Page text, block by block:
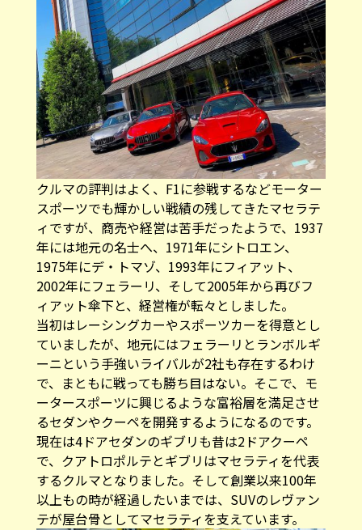
クルマの評判はよく、F1に参戦するなどモーター
スポーツでも輝かしい戦績の残してきたマセラテ
ィですが、商売や経営は苦手だったようで、1937
年には地元の名士へ、1971年にシトロエン、
1975年にデ・トマゾ、1993年にフィアット、
2002年にフェラーリ、そして2005年から再びフ
ィアット傘下と、経営権が転々としました。
当初はレーシングカーやスポーツカーを得意とし
ていましたが、地元にはフェラーリとランボルギ
ーニという手強いライバルが2社も存在するわけ
で、まともに戦っても勝ち目はない。そこで、モ
ータースポーツに興じるような富裕層を満足させ
るセダンやクーペを開発するようになるのです。
現在は4ドアセダンのギブリも昔は2ドアクーペ
で、クアトロポルテとギブリはマセラティを代表
するクルマとなりました。そして創業以来100年
以上もの時が経過したいまでは、SUVのレヴァン
テが屋台骨としてマセラティを支えています。